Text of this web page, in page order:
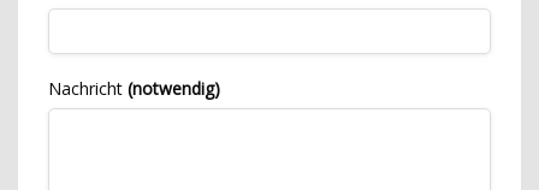
Nachricht (notwendig)